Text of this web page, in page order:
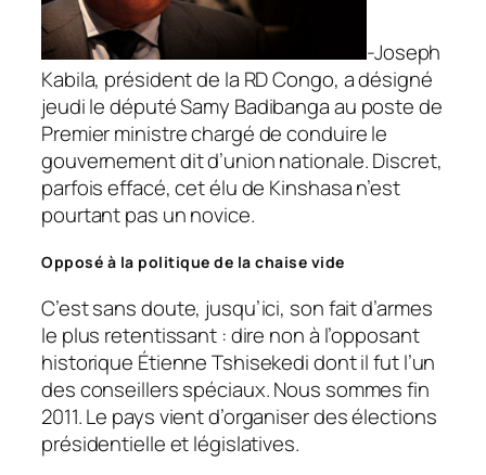
-Joseph
Kabila, président de la RD Congo, a désigné
jeudi le député Samy Badibanga au poste de
Premier ministre chargé de conduire le
gouvernement dit d’union nationale. Discret,
parfois effacé, cet élu de Kinshasa n’est
pourtant pas un novice.
Opposé à la politique de la chaise vide
C’est sans doute, jusqu’ici, son fait d’armes
le plus retentissant : dire non à l’opposant
historique Étienne Tshisekedi dont il fut l’un
des conseillers spéciaux. Nous sommes fin
2011. Le pays vient d’organiser des élections
présidentielle et législatives.